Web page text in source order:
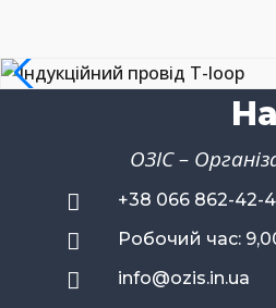
ОЗІС –
 +38 066 862-42-
 Робочий час:
 info@ozis.in.ua